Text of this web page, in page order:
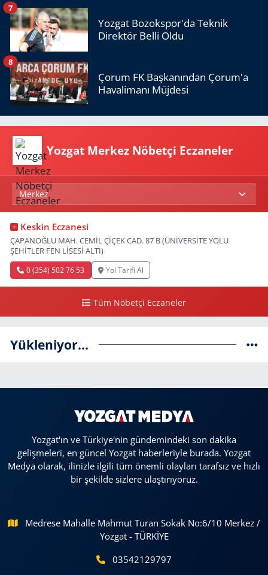
Yozgat Bozokspor'da Teknik
Direktör Belli Oldu
7
Çorum FK Başkanından Çorum'a
Havalimanı Müjdesi
8
Yozgat Merkez Nöbetçi Eczaneler
Keskin Eczanesi
ÇAPANOĞLU MAH. CEMİL ÇİÇEK CAD. 87 B (ÜNİVERSİTE YOLU
ŞEHİTLER FEN LİSESİ ALTI)
0 (354) 502 76 53 Yol Tarifi Al
Tüm Nöbetçi Eczaneler
Yükleniyor...
Yozgat'ın ve Türkiye'nin gündemindeki son dakika
gelişmeleri, en güncel Yozgat haberleriyle burada. Yozgat
Medya olarak, ilinizle ilgili tüm önemli olayları tarafsız ve hızlı
bir şekilde sizlere ulaştırıyoruz.
Medrese Mahalle Mahmut Turan Sokak No:6/10 Merkez /
Yozgat - TÜRKİYE
03542129797